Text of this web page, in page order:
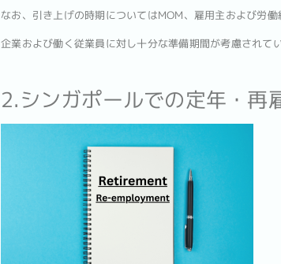
なお、引き上げの時期についてはMOM、雇用主および労
企業および働く従業員に対し十分な準備期間が考慮されて
2.シンガポールでの定年・再